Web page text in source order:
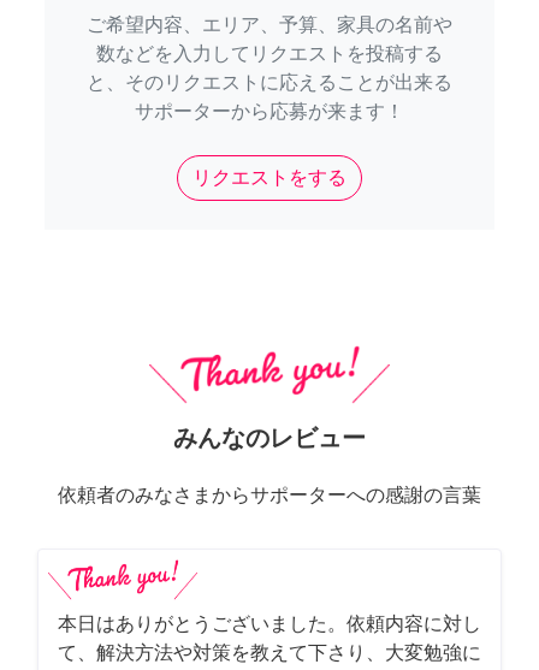
ご希望内容、エリア、予算、家具の名前や
数などを入力してリクエストを投稿する
と、そのリクエストに応えることが出来る
サポーターから応募が来ます！
リクエストをする
みんなのレビュー
依頼者のみなさまからサポーターへの感謝の言葉
本日はありがとうございました。依頼内容に対し
て、解決方法や対策を教えて下さり、大変勉強に